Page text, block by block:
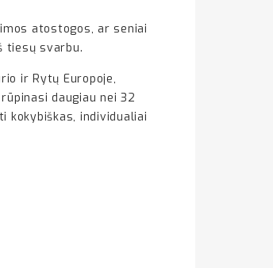
atostogos, ar seniai
tiesų svarbu.
ir Rytų Europoje,
daugiau nei 32
individualiai